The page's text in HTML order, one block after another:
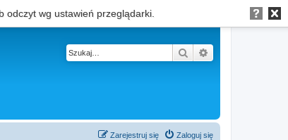
Szukaj
Zaloguj się
Zarejestruj się
odczyt wg ustawień przeglądarki.